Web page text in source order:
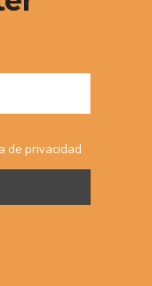
2018 –
de privacidad